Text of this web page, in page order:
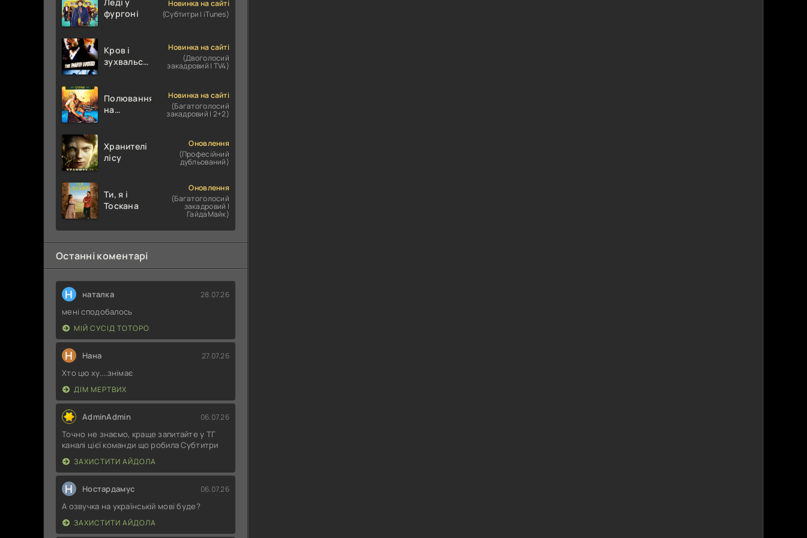
фургоні
Новинка на сайті
(Субтитри | iTunes)
Кров і
зухвальство
Новинка на сайті
(Двоголосий
закадровий | TV4)
Полювання
на
Новинка на сайті
(Багатоголосий
закадровий | 2+2)
Хранителі
лісу
Оновлення
(Професійний
дубльований)
Ти, я і
Тоскана
Оновлення
(Багатоголосий
закадровий |
ГайдаМайк)
Останні коментарі
Н наталка 28.07.26
мені сподобалось
МІЙ СУСІД ТОТОРО
Н Нана 27.07.26
Хто цю ху....знімає
ДІМ МЕРТВИХ
AdminAdmin 06.07.26
Точно не знаємо, краще запитайте у ТГ
каналі цієї команди що робила Субтитри
ЗАХИСТИТИ АЙДОЛА
Н Ностардамус 06.07.26
А озвучка на українській мові буде?
ЗАХИСТИТИ АЙДОЛА